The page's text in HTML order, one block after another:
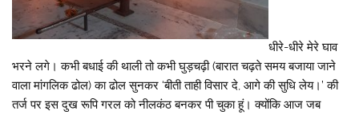
धीरे-धीरे मेरे घाव
भरने लगे। कभी बधाई की थाली तो कभी घुड़चढ़ी (बारात चढ़ते समय बजाया जाने
वाला मांगलिक ढोल) का ढोल सुनकर ‘बीती ताही विसार दे, आगे की सुधि लेय।’ की
तर्ज पर इस दुख रूपि गरल को नीलकंठ बनकर पी चुका हूं। क्योंकि आज जब